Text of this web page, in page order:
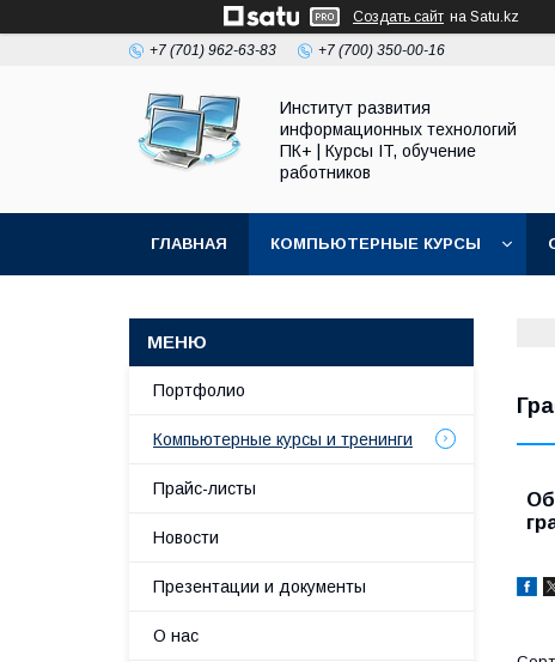
Создать сайт на Satu.kz
+7 (701) 962-63-83 +7 (700) 350-00-16
Институт развития
информационных технологий
ПК+ | Курсы IT, обучение
работников
ГЛАВНАЯ КОМПЬЮТЕРНЫЕ КУРСЫ
Портфолио
Компьютерные курсы и тренинги
Прайс-листы
Новости
Презентации и документы
О нас